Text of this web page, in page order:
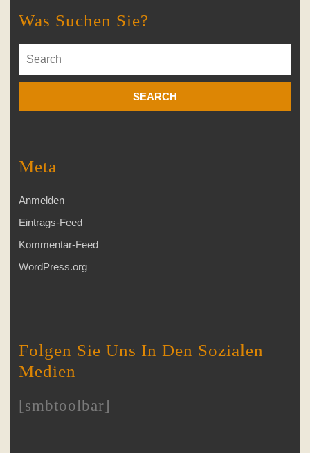
Was Suchen Sie?
for:
Meta
Anmelden
Eintrags-Feed
Kommentar-Feed
WordPress.org
Folgen Sie Uns In Den Sozialen
Medien
[smbtoolbar]